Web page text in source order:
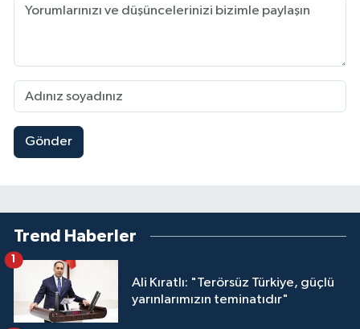
Gönder
Trend Haberler
Ali Kıratlı: "Terörsüz Türkiye, güçlü
yarınlarımızın teminatıdır"
1